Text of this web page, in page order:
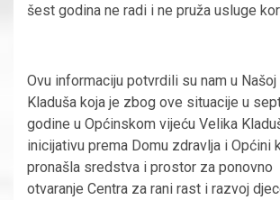
šest godina ne radi i ne pruža usluge
Ovu informaciju potvrdili su nam u
Kladuša koja je zbog ove situacije u
godine u Općinskom vijeću Velika
inicijativu prema Domu zdravlja i Općini
pronašla sredstva i prostor za ponovno
otvaranje Centra za rani rast i razvoj